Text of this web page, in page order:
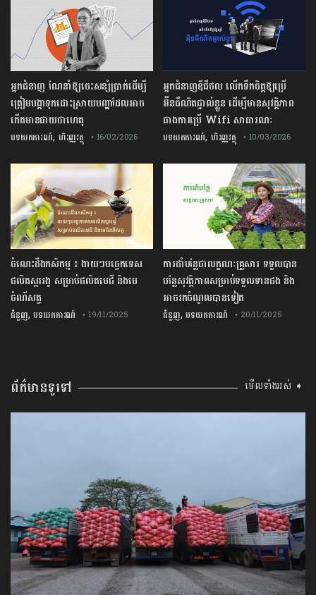
អ្នកជំនាញឌីជីថល លើកទឹកចិត្តឱ្យប្រើ
អ៊ីនធឺណិតផ្ទាល់ខ្លួន ដើម្បីមានសុវត្ថិភាព
ជាងការប្រើ Wifi​ សាធារណៈ
បទយកការណ៍, ហិរញ្ញវត្ថុ • 10/03/2026
អ្នកជំនាញ ណែនាំឱ្យចេះសន្សំប្រាក់ដើម្បី
ត្រៀមបង្កាទុកដោះស្រាយបញ្ហាដែលអាច
កើតមានជាយថាហេតុ
បទយកការណ៍, ហិរញ្ញវត្ថុ • 16/02/2026
ការដាំបន្លែជាលក្ខណៈគ្រួសារ ទទួលបាន
បន្លែសុវត្ថិភាពសម្រាប់ទទួលទានផង និង
អាចរកចំណូលបានទៀត
ជំនួញ,បទយកការណ៍ • 20/11/2025
ចំណេះដឹងកសិកម្ម ៖ ងាយៗបច្ចេកទេស
ផលិតស្កររងូ សម្រាប់ផលិតមេជី និងមេ
ចំណីសត្វ
ជំនួញ,បទយកការណ៍ • 19/11/2025
ព័ត៌មានទូទៅ មើលទាំងអស់ ➧